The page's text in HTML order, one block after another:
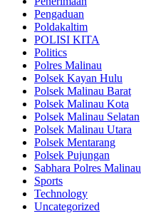
Pengaduan
Poldakaltim
POLISI KITA
Politics
Polres Malinau
Polsek Kayan Hulu
Polsek Malinau Barat
Polsek Malinau Kota
Polsek Malinau Selatan
Polsek Malinau Utara
Polsek Mentarang
Polsek Pujungan
Sabhara Polres Malinau
Sports
Technology
Uncategorized